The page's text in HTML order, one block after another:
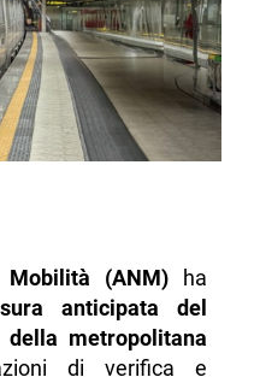
Mobilità (ANM)ha
anticipata del
metropolitana
di verifica e